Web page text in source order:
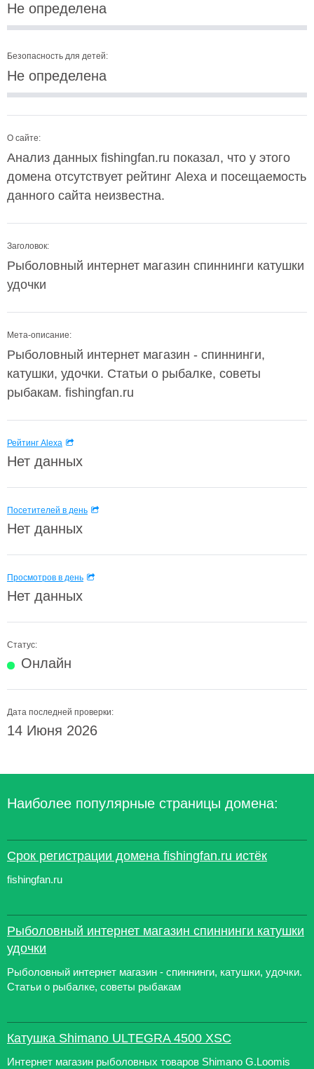
Не определена
Безопасность для детей:
Не определена
О сайте:
Анализ данных fishingfan.ru показал, что у этого
домена отсутствует рейтинг Alexa и посещаемость
данного сайта неизвестна.
Заголовок:
Рыболовный интернет магазин спиннинги катушки
удочки
Мета-описание:
Рыболовный интернет магазин - спиннинги,
катушки, удочки. Статьи о рыбалке, советы
рыбакам. fishingfan.ru
Рейтинг Alexa
Нет данных
Посетителей в день
Нет данных
Просмотров в день
Нет данных
Статус:
Онлайн
Дата последней проверки:
14 Июня 2026
Наиболее популярные страницы домена:
Срок регистрации домена fishingfan.ru истёк
fishingfan.ru
Рыболовный интернет магазин спиннинги катушки
удочки
Рыболовный интернет магазин - спиннинги, катушки, удочки.
Статьи о рыбалке, советы рыбакам
Катушка Shimano ULTEGRA 4500 XSC
Интернет магазин рыболовных товаров Shimano G.Loomis